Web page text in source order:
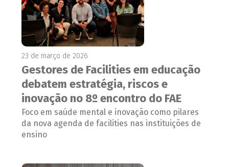
23 de março de 2026
Gestores de Facilities em educação
debatem estratégia, riscos e
inovação no 8º encontro do FAE
Foco em saúde mental e inovação como pilares
da nova agenda de facilities nas instituições de
ensino